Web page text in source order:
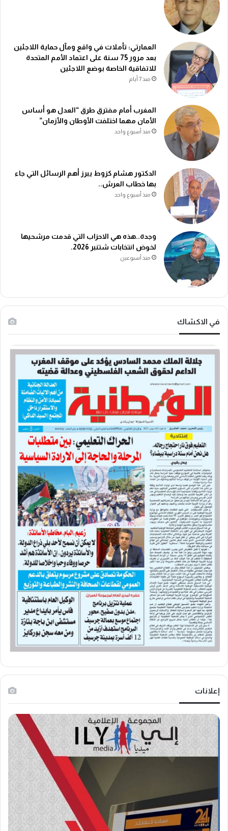
العمارتي: تأملات في واقع ومآل حماية اللاجئين
بعد مرور 75 سنة على اعتماد الأمم المتحدة
للاتفاقية الخاصة بوضع اللاجئين
منذ 7 أيام
المغرب أمام مفترق طرق “العدل هو أساس
الأمان مهما اختلفت الأوطان والأزمان”
منذ أسبوع واحد
الدكتور هشام كزوط يبرز أهم الرسائل التي جاء
بها خطاب العرش..
منذ أسبوع واحد
وجدة..هذه هي الاحزاب التي قدمت مرشحيها
لخوض انتخابات شتنبر 2026.
منذ أسبوعين
في الاكشاك
إعلانات